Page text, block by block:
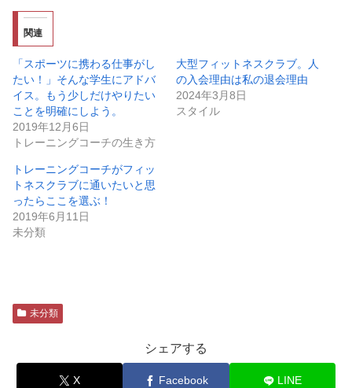
関連
「スポーツに携わる仕事がし
たい！」そんな学生にアドバ
イス。もう少しだけやりたい
ことを明確にしよう。
2019年12月6日
トレーニングコーチの生き方
大型フィットネスクラブ。人
の入会理由は私の退会理由
2024年3月8日
スタイル
トレーニングコーチがフィッ
トネスクラブに通いたいと思
ったらここを選ぶ！
2019年6月11日
未分類
未分類
シェアする
X Facebook LINE